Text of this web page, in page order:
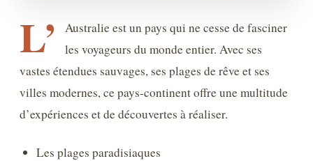
L’
Australie est un pays qui ne cesse de fasciner
les voyageurs du monde entier. Avec ses
vastes étendues sauvages, ses plages de rêve et ses
villes modernes, ce pays-continent offre une multitude
d’expériences et de découvertes à réaliser.
Les plages paradisiaques